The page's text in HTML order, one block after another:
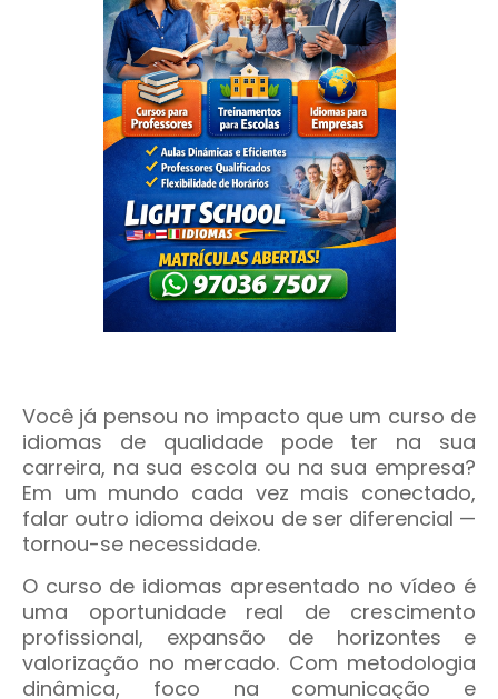
Você já pensou no impacto que um curso de
idiomas de qualidade pode ter na sua
carreira, na sua escola ou na sua empresa?
Em um mundo cada vez mais conectado,
falar outro idioma deixou de ser diferencial —
tornou-se necessidade.
O curso de idiomas apresentado no vídeo é
uma oportunidade real de crescimento
profissional, expansão de horizontes e
valorização no mercado. Com metodologia
dinâmica, foco na comunicação e